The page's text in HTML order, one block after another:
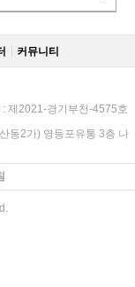
커뮤니티
제2021-경기부천-4575호
동2가) 영등포유통 3층 나